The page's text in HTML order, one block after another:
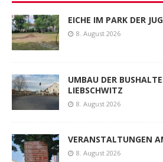
EICHE IM PARK DER
8. August 2026
UMBAU DER
LIEBSCHWITZ
8. August 2026
VERANSTALTUNGEN
8. August 2026